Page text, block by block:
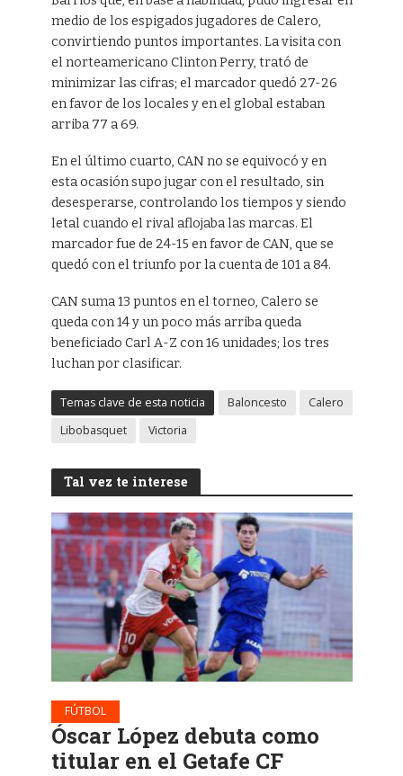
medio de los espigados jugadores de Calero,
convirtiendo puntos importantes. La visita con
el norteamericano Clinton Perry, trató de
minimizar las cifras; el marcador quedó 27-26
en favor de los locales y en el global estaban
arriba 77 a 69.
En el último cuarto, CAN no se equivocó y en
esta ocasión supo jugar con el resultado, sin
desesperarse, controlando los tiempos y siendo
letal cuando el rival aflojaba las marcas. El
marcador fue de 24-15 en favor de CAN, que se
quedó con el triunfo por la cuenta de 101 a 84.
CAN suma 13 puntos en el torneo, Calero se
queda con 14 y un poco más arriba queda
beneficiado Carl A-Z con 16 unidades; los tres
luchan por clasificar.
Temas clave de esta noticia Baloncesto
Calero
Libobasquet
Victoria
Tal vez te interese
FÚTBOL
Óscar López debuta como
titular en el Getafe CF